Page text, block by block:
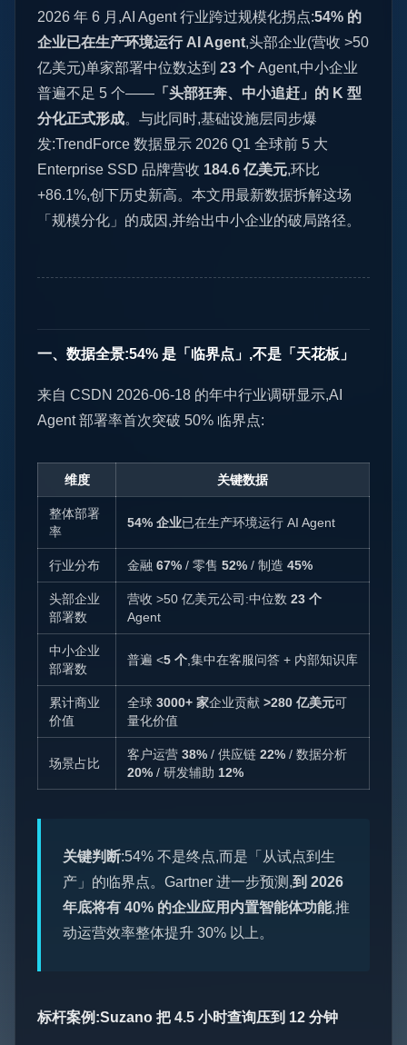
2026 年 6 月,AI Agent 行业跨过规模化拐点:54% 的
企业已在生产环境运行 AI Agent,头部企业(营收 >50
亿美元)单家部署中位数达到 23 个 Agent,中小企业
普遍不足 5 个—— 「头部狂奔、中小追赶」的 K 型
分化正式形成。与此同时,基础设施层同步爆
发:TrendForce 数据显示 2026 Q1 全球前 5 大
Enterprise SSD 品牌营收 184.6 亿美元,环比
+86.1%,创下历史新高。本文用最新数据拆解这场
「规模分化」的成因,并给出中小企业的破局路径。
一、数据全景:54% 是「临界点」,不是「天花板」
来自 CSDN 2026-06-18 的年中行业调研显示,AI
Agent 部署率首次突破 50% 临界点:
维度 关键数据
整体部署
率
54% 企业已在生产环境运行 AI Agent
行业分布 金融 67% / 零售 52% / 制造 45%
头部企业
部署数
营收 >50 亿美元公司:中位数 23 个
Agent
中小企业
部署数
普遍 <5 个 ,集中在客服问答 + 内部知识库
累计商业
价值
全球 3000+ 家企业贡献 >280 亿美元可
量化价值
场景占比
客户运营 38% / 供应链 22% / 数据分析
20% / 研发辅助 12%
关键判断:54% 不是终点,而是「从试点到生
产」的临界点。Gartner 进一步预测,到 2026
年底将有 40% 的企业应用内置智能体功能,推
动运营效率整体提升 30% 以上。
标杆案例:Suzano 把 4.5 小时查询压到 12 分钟